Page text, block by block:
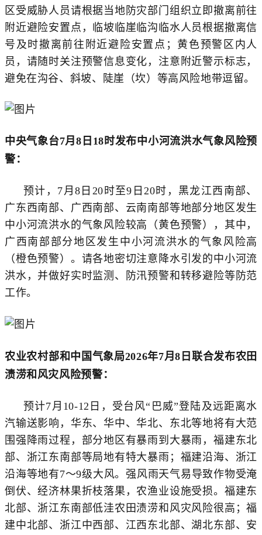
区受威胁人员请根据当地防灾部门组织立即撤离前往
附近避险安置点，临坡临崖临沟临水人员根据撤离信
号及时撤离前往附近避险安置点；黄色预警区内人
员，请随时关注预警信息变化，注意附近警示标志，
避免在沟谷、斜坡、陡崖（坎）等高风险地带逗留。
中央气象台7月8日18时发布中小河流洪水气象风险预
警：
预计，7月8日20时至9日20时，黑龙江西南部、
广东西南部、广西南部、云南南部等地部分地区发生
中小河流洪水的气象风险较高（黄色预警），其中，
广西南部部分地区发生中小河流洪水的气象风险高
（橙色预警）。请各地密切注意降水引发的中小河流
洪水，并做好实时监测、防汛预警和转移避险等防范
工作。
农业农村部和中国气象局2026年7月8日联合发布农田
渍涝和风灾风险预警：
预计7月10-12日，受台风“巴威”登陆及远距离水
汽输送影响，华东、华中、华北、东北等地将有大范
围强降雨过程，部分地区有暴雨到大暴雨，福建东北
部、浙江东南部等局地有特大暴雨；福建沿海、浙江
沿海等地有7～9级大风。强风雨天气易导致作物受淹
倒伏、经济林果折枝落果，农渔业设施受损。福建东
北部、浙江东南部低洼农田渍涝和风灾风险很高；福
建中北部、浙江中西部、江西东北部、湖北东部、安